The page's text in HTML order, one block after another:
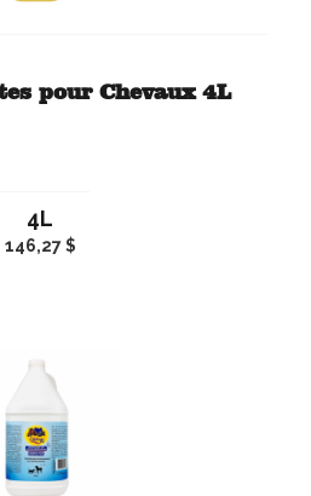
pour Chevaux 4L
4L
146,27 $